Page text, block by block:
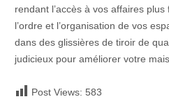
rendant l’accès à vos affaires
l’ordre et l’organisation de vos
dans des glissières de tiroir de
judicieux pour améliorer votre
Post Views: 583